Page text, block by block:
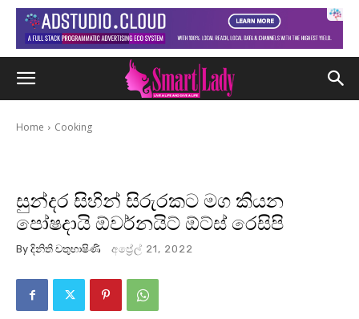
Home Cooking
සුන්දර සිහින් සිරුරකට මග කියන
පෝෂදායි ඕවර්නයිට් ඕට්ස් රෙසිපි
By දිනිති චතුභාෂිණි අප්‍රේල් 21, 2022